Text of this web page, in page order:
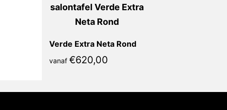
Verde Extra Neta Rond
vanaf €620,00